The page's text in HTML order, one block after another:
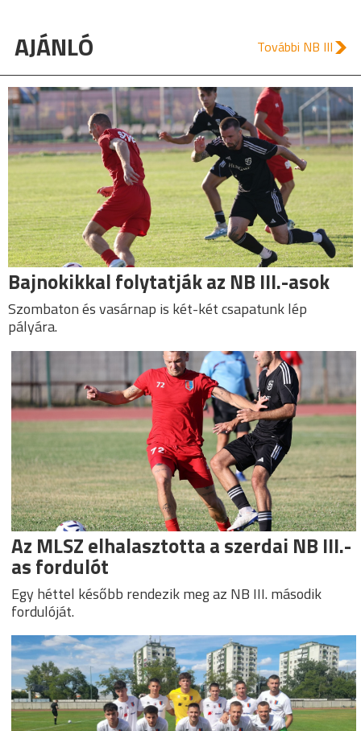
AJÁNLÓ További NB III
Bajnokikkal folytatják az NB III.-asok
Szombaton és vasárnap is két-két csapatunk lép
pályára.
Az MLSZ elhalasztotta a szerdai NB III.-
as fordulót
Egy héttel később rendezik meg az NB III. második
fordulóját.